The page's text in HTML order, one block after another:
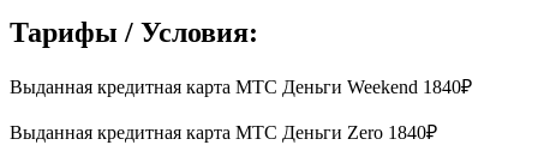
Тарифы / Условия:
Выданная кредитная карта МТС Деньги Weekend 1840₽
Выданная кредитная карта МТС Деньги Zero 1840₽